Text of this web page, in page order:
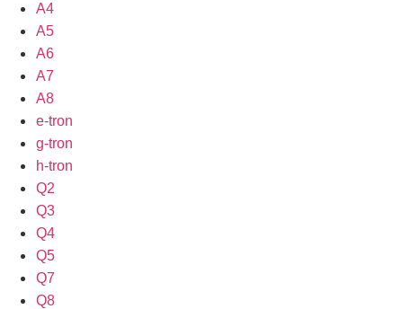
A4
A5
A6
A7
A8
e-tron
g-tron
h-tron
Q2
Q3
Q4
Q5
Q7
Q8